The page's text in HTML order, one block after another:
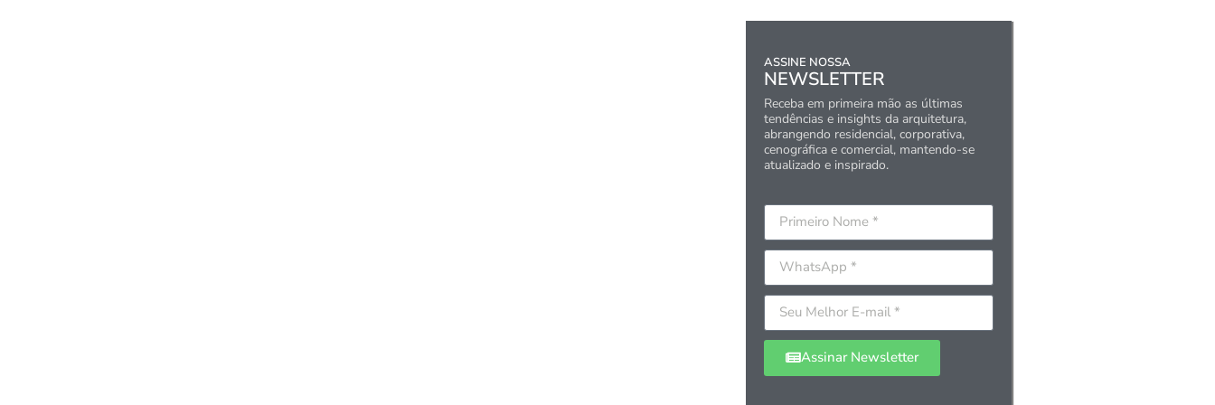
ASSINE NOSSA
NEWSLETTER
Receba em primeira mão as últimas
tendências e insights da arquitetura,
abrangendo residencial, corporativa,
cenográfica e comercial, mantendo-se
atualizado e inspirado.
Assinar Newsletter